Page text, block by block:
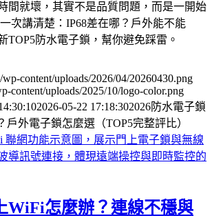
間就壞，其實不是品質問題，而是一開始
次講清楚：IP68差在哪？戶外能不能
TOP5防水電子鎖，幫你避免踩雷。
content/uploads/2026/04/20260430.png
content/uploads/2025/10/logo-color.png
2026-05-22 17:18:302026防水電子鎖
戶外電子鎖怎麼選（TOP5完整評比）
WiFi怎麼辦？連線不穩與